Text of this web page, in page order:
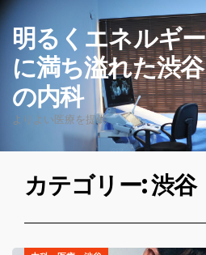
明るくエネルギー
に満ち溢れた渋谷
の内科
よりよい医療を提供
カテゴリー: 渋谷